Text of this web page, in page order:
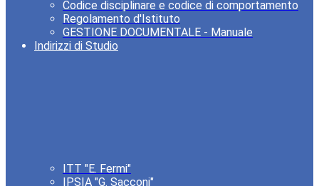
Codice disciplinare e codice di comportamento
Regolamento d'Istituto
GESTIONE DOCUMENTALE - Manuale
Indirizzi di Studio
ITT "E. Fermi"
IPSIA "G. Sacconi"